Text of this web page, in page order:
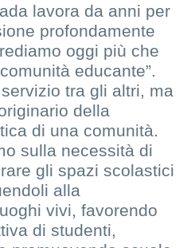
lavora da anni per
profondamente
oggi più che
educante”.
tra gli altri, ma
della
di una comunità.
sulla necessità di
gli spazi scolastici
alla
vivi, favorendo
di studenti,